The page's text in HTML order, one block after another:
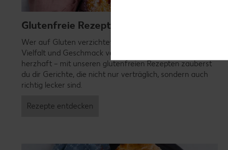
Glutenfreie Rezepte
Wer auf Gluten verzichtet, muss nicht automatisch auf
Vielfalt und Geschmack verzichten. Ob süß oder
herzhaft – mit unseren glutenfreien Rezepten zauberst
du dir Gerichte, die nicht nur verträglich, sondern auch
richtig lecker sind.
Rezepte entdecken